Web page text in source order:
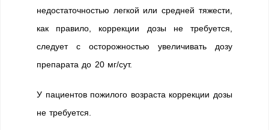
недостаточностью легкой или средней тяжести,
как правило, коррекции дозы не требуется,
следует с осторожностью увеличивать дозу
препарата до 20 мг/сут.
У пациентов пожилого возраста коррекции дозы
не требуется.